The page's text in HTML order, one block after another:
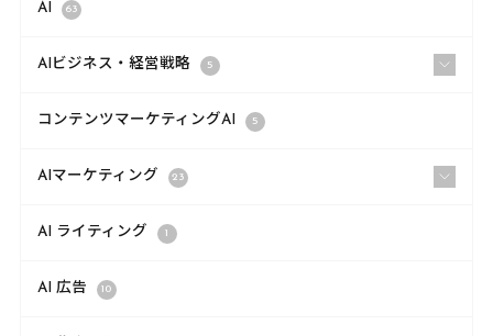
AI 63
AIビジネス・経営戦略 5
コンテンツマーケティングAI 5
AIマーケティング 23
AI ライティング 1
AI 広告 10